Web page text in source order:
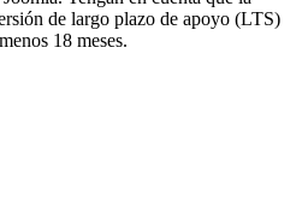
de largo plazo de apoyo (LTS)
18 meses.